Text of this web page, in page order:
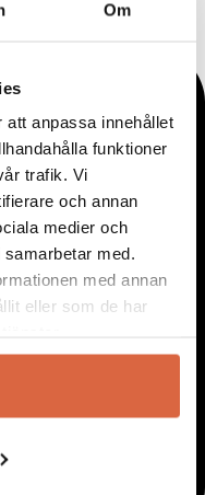
Om
att anpassa innehållet
funktioner
trafik. Vi
och annan
medier och
med.
med annan
eller som de har